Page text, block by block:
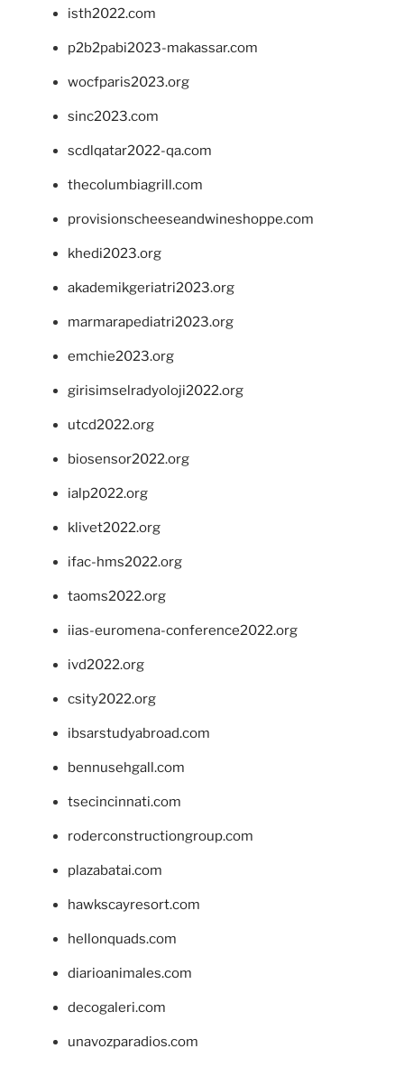
isth2022.com
p2b2pabi2023-makassar.com
wocfparis2023.org
sinc2023.com
scdlqatar2022-qa.com
thecolumbiagrill.com
provisionscheeseandwineshoppe.com
khedi2023.org
akademikgeriatri2023.org
marmarapediatri2023.org
emchie2023.org
girisimselradyoloji2022.org
utcd2022.org
biosensor2022.org
ialp2022.org
klivet2022.org
ifac-hms2022.org
taoms2022.org
iias-euromena-conference2022.org
ivd2022.org
csity2022.org
ibsarstudyabroad.com
bennusehgall.com
tsecincinnati.com
roderconstructiongroup.com
plazabatai.com
hawkscayresort.com
hellonquads.com
diarioanimales.com
decogaleri.com
unavozparadios.com